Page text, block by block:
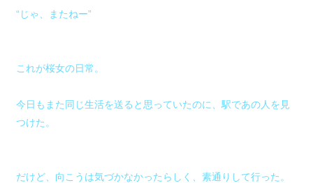
“じゃ、またねー”
これが桜女の日常。
今日もまた同じ生活を送ると思っていたのに、駅であの人を見
つけた。
だけど、向こうは気づかなかったらしく、素通りして行った。